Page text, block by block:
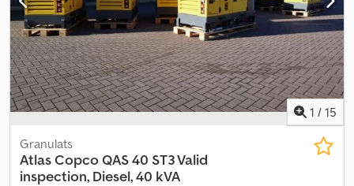
métallique Certificat TÜV
1 / 15
Granulats
Atlas CopcoQAS 40 ST3 Valid
inspection, Diesel, 40 kVA